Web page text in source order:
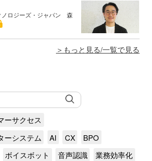
ノロジーズ・ジャパン 森
もっと見る/一覧で見る
ーサクセス
ーシステム
AI CX
BPO
ボイスボット 音声認識 業務効率化